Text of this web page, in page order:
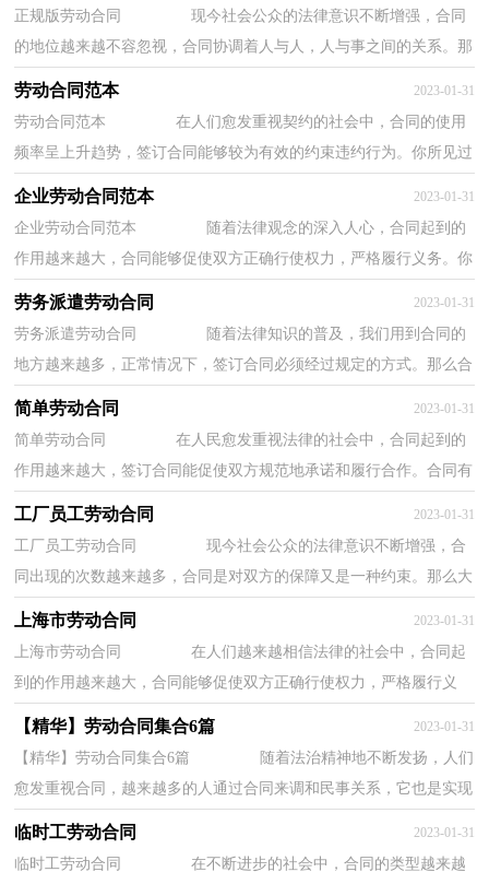
正规版劳动合同 现今社会公众的法律意识不断增强，合同
的地位越来越不容忽视，合同协调着人与人，人与事之间的关系。那
劳动合同范本 2023-01-31
劳动合同范本 在人们愈发重视契约的社会中，合同的使用
频率呈上升趋势，签订合同能够较为有效的约束违约行为。你所见过
企业劳动合同范本 2023-01-31
企业劳动合同范本 随着法律观念的深入人心，合同起到的
作用越来越大，合同能够促使双方正确行使权力，严格履行义务。你
劳务派遣劳动合同 2023-01-31
劳务派遣劳动合同 随着法律知识的普及，我们用到合同的
地方越来越多，正常情况下，签订合同必须经过规定的方式。那么合
简单劳动合同 2023-01-31
简单劳动合同 在人民愈发重视法律的社会中，合同起到的
作用越来越大，签订合同能促使双方规范地承诺和履行合作。合同有
工厂员工劳动合同 2023-01-31
工厂员工劳动合同 现今社会公众的法律意识不断增强，合
同出现的次数越来越多，合同是对双方的保障又是一种约束。那么大
上海市劳动合同 2023-01-31
上海市劳动合同 在人们越来越相信法律的社会中，合同起
到的作用越来越大，合同能够促使双方正确行使权力，严格履行义
【精华】劳动合同集合6篇 2023-01-31
【精华】劳动合同集合6篇 随着法治精神地不断发扬，人们
愈发重视合同，越来越多的人通过合同来调和民事关系，它也是实现
临时工劳动合同 2023-01-31
临时工劳动合同 在不断进步的社会中，合同的类型越来越